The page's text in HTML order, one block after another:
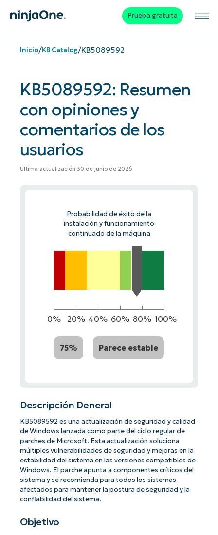
Prueba gratuita
Inicio/KB Catalog/KB5089592
KB5089592: Resumen
con opiniones y
comentarios de los
usuarios
Última actualización 30 de junio de 2026
Probabilidad de éxito de la
instalación y funcionamiento
continuado de la máquina
0% 20% 40% 60% 80% 100%
75% Parece estable
Descripción Deneral
KB5089592 es una actualización de seguridad y calidad
de Windows lanzada como parte del ciclo regular de
parches de Microsoft. Esta actualización soluciona
múltiples vulnerabilidades de seguridad y mejoras en la
estabilidad del sistema en las versiones compatibles de
Windows. El parche apunta a componentes críticos del
sistema y se recomienda para todos los sistemas
afectados para mantener la postura de seguridad y la
confiabilidad del sistema.
Objetivo